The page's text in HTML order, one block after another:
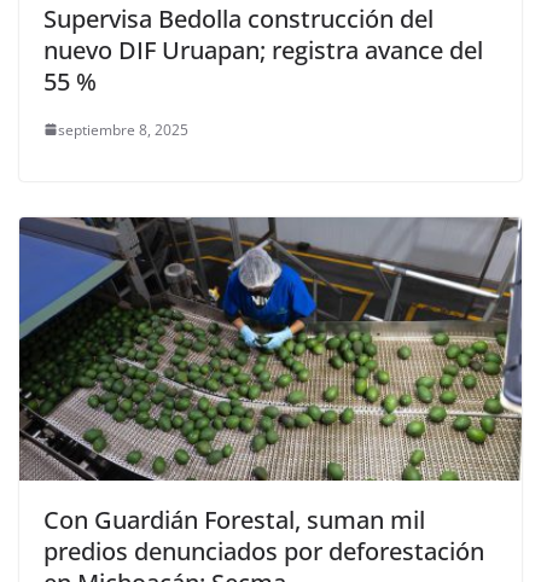
Supervisa Bedolla construcción del
nuevo DIF Uruapan; registra avance del
55 %
septiembre 8, 2025
Con Guardián Forestal, suman mil
predios denunciados por deforestación